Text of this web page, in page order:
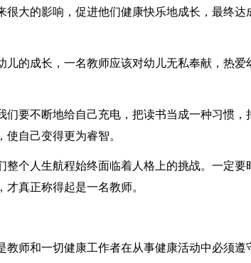
很大的影响，促进他们健康快乐地成长，最终达
的成长，一名教师应该对幼儿无私奉献，热爱
们要不断地给自己充电，把读书当成一种习惯，
自己变得更为睿智。
整个人生航程始终面临着人格上的挑战。一定要
真正称得起是一名教师。
教师和一切健康工作者在从事健康活动中必须遵